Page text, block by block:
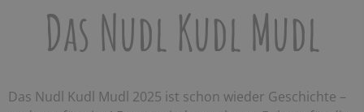
Das Nudl Kudl Mudl
Das Nudl Kudl Mudl 2025 ist schon wieder Geschichte –